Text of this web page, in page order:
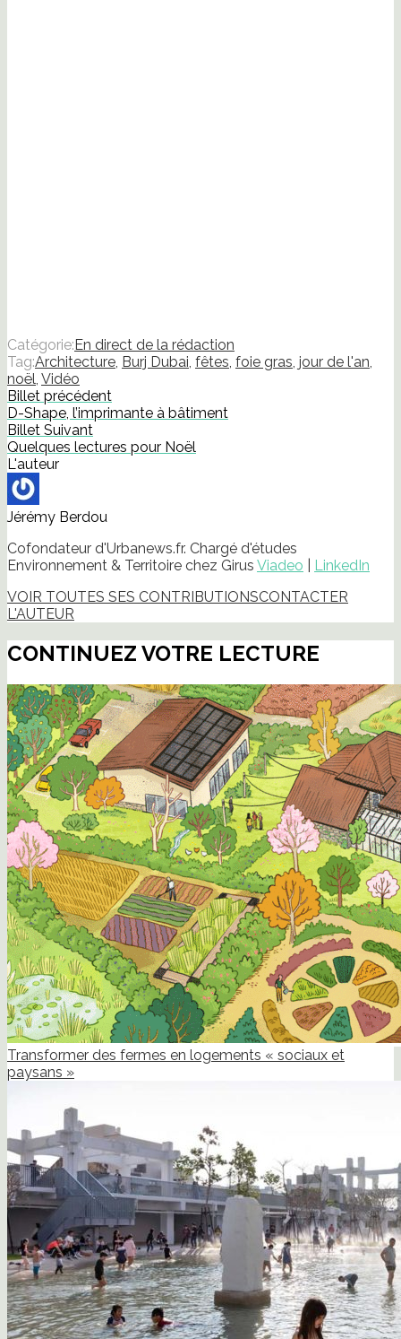
Catégorie: En direct de la rédaction
Tag:Architecture, Burj Dubai, fêtes, foie gras, jour de l'an,
noël, Vidéo
Billet précédent
D-Shape, l’imprimante à bâtiment
Billet Suivant
Quelques lectures pour Noël
L'auteur
Jérémy Berdou
Cofondateur d'Urbanews.fr. Chargé d'études
Environnement & Territoire chez Girus Viadeo
LinkedIn
VOIR TOUTES SES CONTRIBUTIONSCONTACTER
L'AUTEUR
CONTINUEZ VOTRE LECTURE
Transformer des fermes en logements « sociaux et
paysans »